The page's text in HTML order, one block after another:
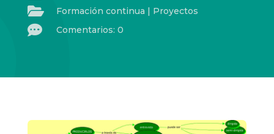
 Formación continua | Proyectos
 Comentarios: 0